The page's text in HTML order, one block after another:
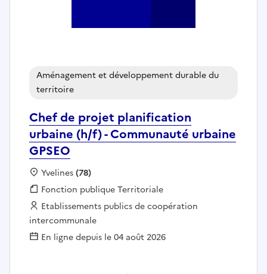
Chef de projet planification
urbaine (h/f) - Communauté urbaine
GPSEO
Aménagement et développement durable du
territoire
Localisation :
Yvelines(78)
Fonction publique :
Fonction publique Territoriale
Employeur :
Etablissements publics de coopération
intercommunale
En ligne depuis le 04 août 2026